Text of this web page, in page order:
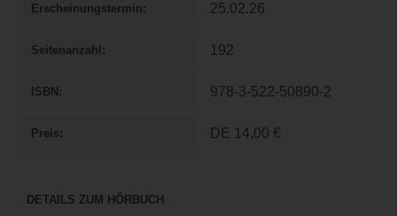
Erscheinungstermin 25.02.26
Seitenanzahl 192
ISBN 978-3-522-50890-2
Preis DE 14,00 €
DETAILS ZUM HÖRBUCH